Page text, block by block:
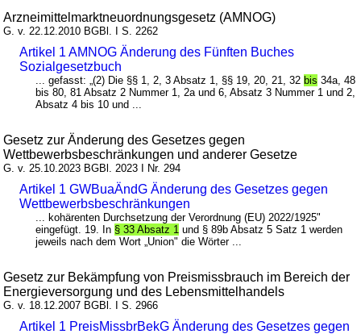
Arzneimittelmarktneuordnungsgesetz (AMNOG)
G. v. 22.12.2010 BGBl. I S. 2262
Artikel 1 AMNOG Änderung des Fünften Buches
Sozialgesetzbuch
... gefasst: „(2) Die §§ 1, 2, 3 Absatz 1, §§ 19, 20, 21, 32 bis 34a, 48
bis 80, 81 Absatz 2 Nummer 1, 2a und 6, Absatz 3 Nummer 1 und 2,
Absatz 4 bis 10 und ...
Gesetz zur Änderung des Gesetzes gegen
Wettbewerbsbeschränkungen und anderer Gesetze
G. v. 25.10.2023 BGBl. 2023 I Nr. 294
Artikel 1 GWBuaÄndG Änderung des Gesetzes gegen
Wettbewerbsbeschränkungen
... kohärenten Durchsetzung der Verordnung (EU) 2022/1925"
eingefügt. 19. In § 33 Absatz 1 und § 89b Absatz 5 Satz 1 werden
jeweils nach dem Wort „Union" die Wörter ...
Gesetz zur Bekämpfung von Preismissbrauch im Bereich der
Energieversorgung und des Lebensmittelhandels
G. v. 18.12.2007 BGBl. I S. 2966
Artikel 1 PreisMissbrBekG Änderung des Gesetzes gegen